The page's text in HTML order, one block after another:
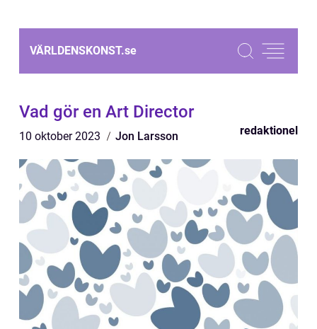
VÄRLDENSKONST.se
Vad gör en Art Director
10 oktober 2023 Jon Larsson redaktionel